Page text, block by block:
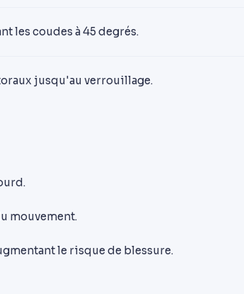
les coudes à 45 degrés.
jusqu'au verrouillage.
mouvement.
le risque de blessure.